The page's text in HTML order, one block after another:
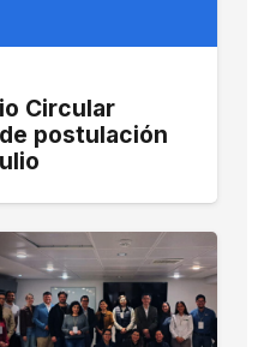
Circular
postulación